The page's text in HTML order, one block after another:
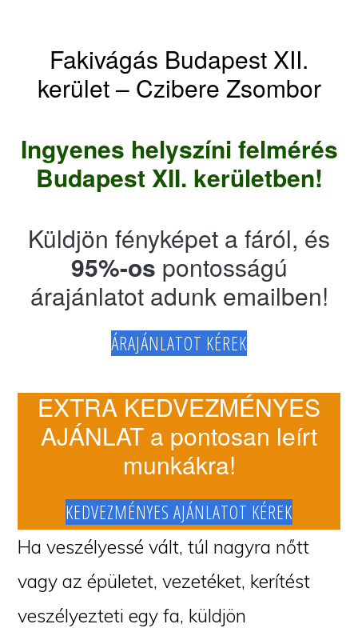
Fakivágás Budapest XII.
kerület – Czibere Zsombor
Ingyenes helyszíni felmérés
Budapest XII. kerületben!
Küldjön fényképet a fáról, és
95%-os pontosságú
árajánlatot adunk emailben!
ÁRAJÁNLATOT KÉREK
EXTRA KEDVEZMÉNYES
AJÁNLAT a pontosan leírt
munkákra!
KEDVEZMÉNYES AJÁNLATOT KÉREK
Ha veszélyessé vált, túl nagyra nőtt
vagy az épületet, vezetéket, kerítést
veszélyezteti egy fa, küldjön